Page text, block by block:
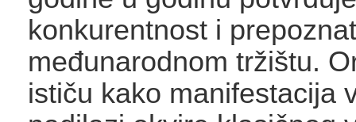
konkurentnost i
međunarodnom tržištu.
ističu kako manifestacija